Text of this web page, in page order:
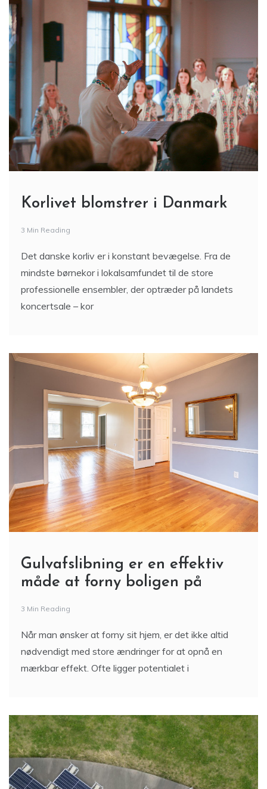
Korlivet blomstrer i Danmark
3 Min Reading
Det danske korliv er i konstant bevægelse. Fra de
mindste børnekor i lokalsamfundet til de store
professionelle ensembler, der optræder på landets
koncertsale – kor
Gulvafslibning er en effektiv
måde at forny boligen på
3 Min Reading
Når man ønsker at forny sit hjem, er det ikke altid
nødvendigt med store ændringer for at opnå en
mærkbar effekt. Ofte ligger potentialet i